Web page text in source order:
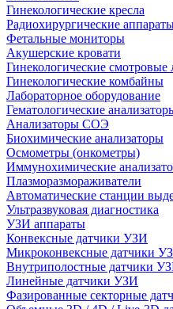
Гинекологические кресла
Радиохирургические
Фетальные мониторы
Акушерские кровати
Гинекологические
Гинекологические комбайны
Лабораторное оборудование
Гематологические
Анализаторы СОЭ
Биохимические анализаторы
Осмометры (онкометры)
Иммунохимические
Плазморазмораживатели
Автоматические станции
Ультразвуковая диагностика
УЗИ аппараты
Конвексные датчики УЗИ
Микроконвексные датчики
Внутриполостные датчики
Линейные датчики УЗИ
Фазированные секторные